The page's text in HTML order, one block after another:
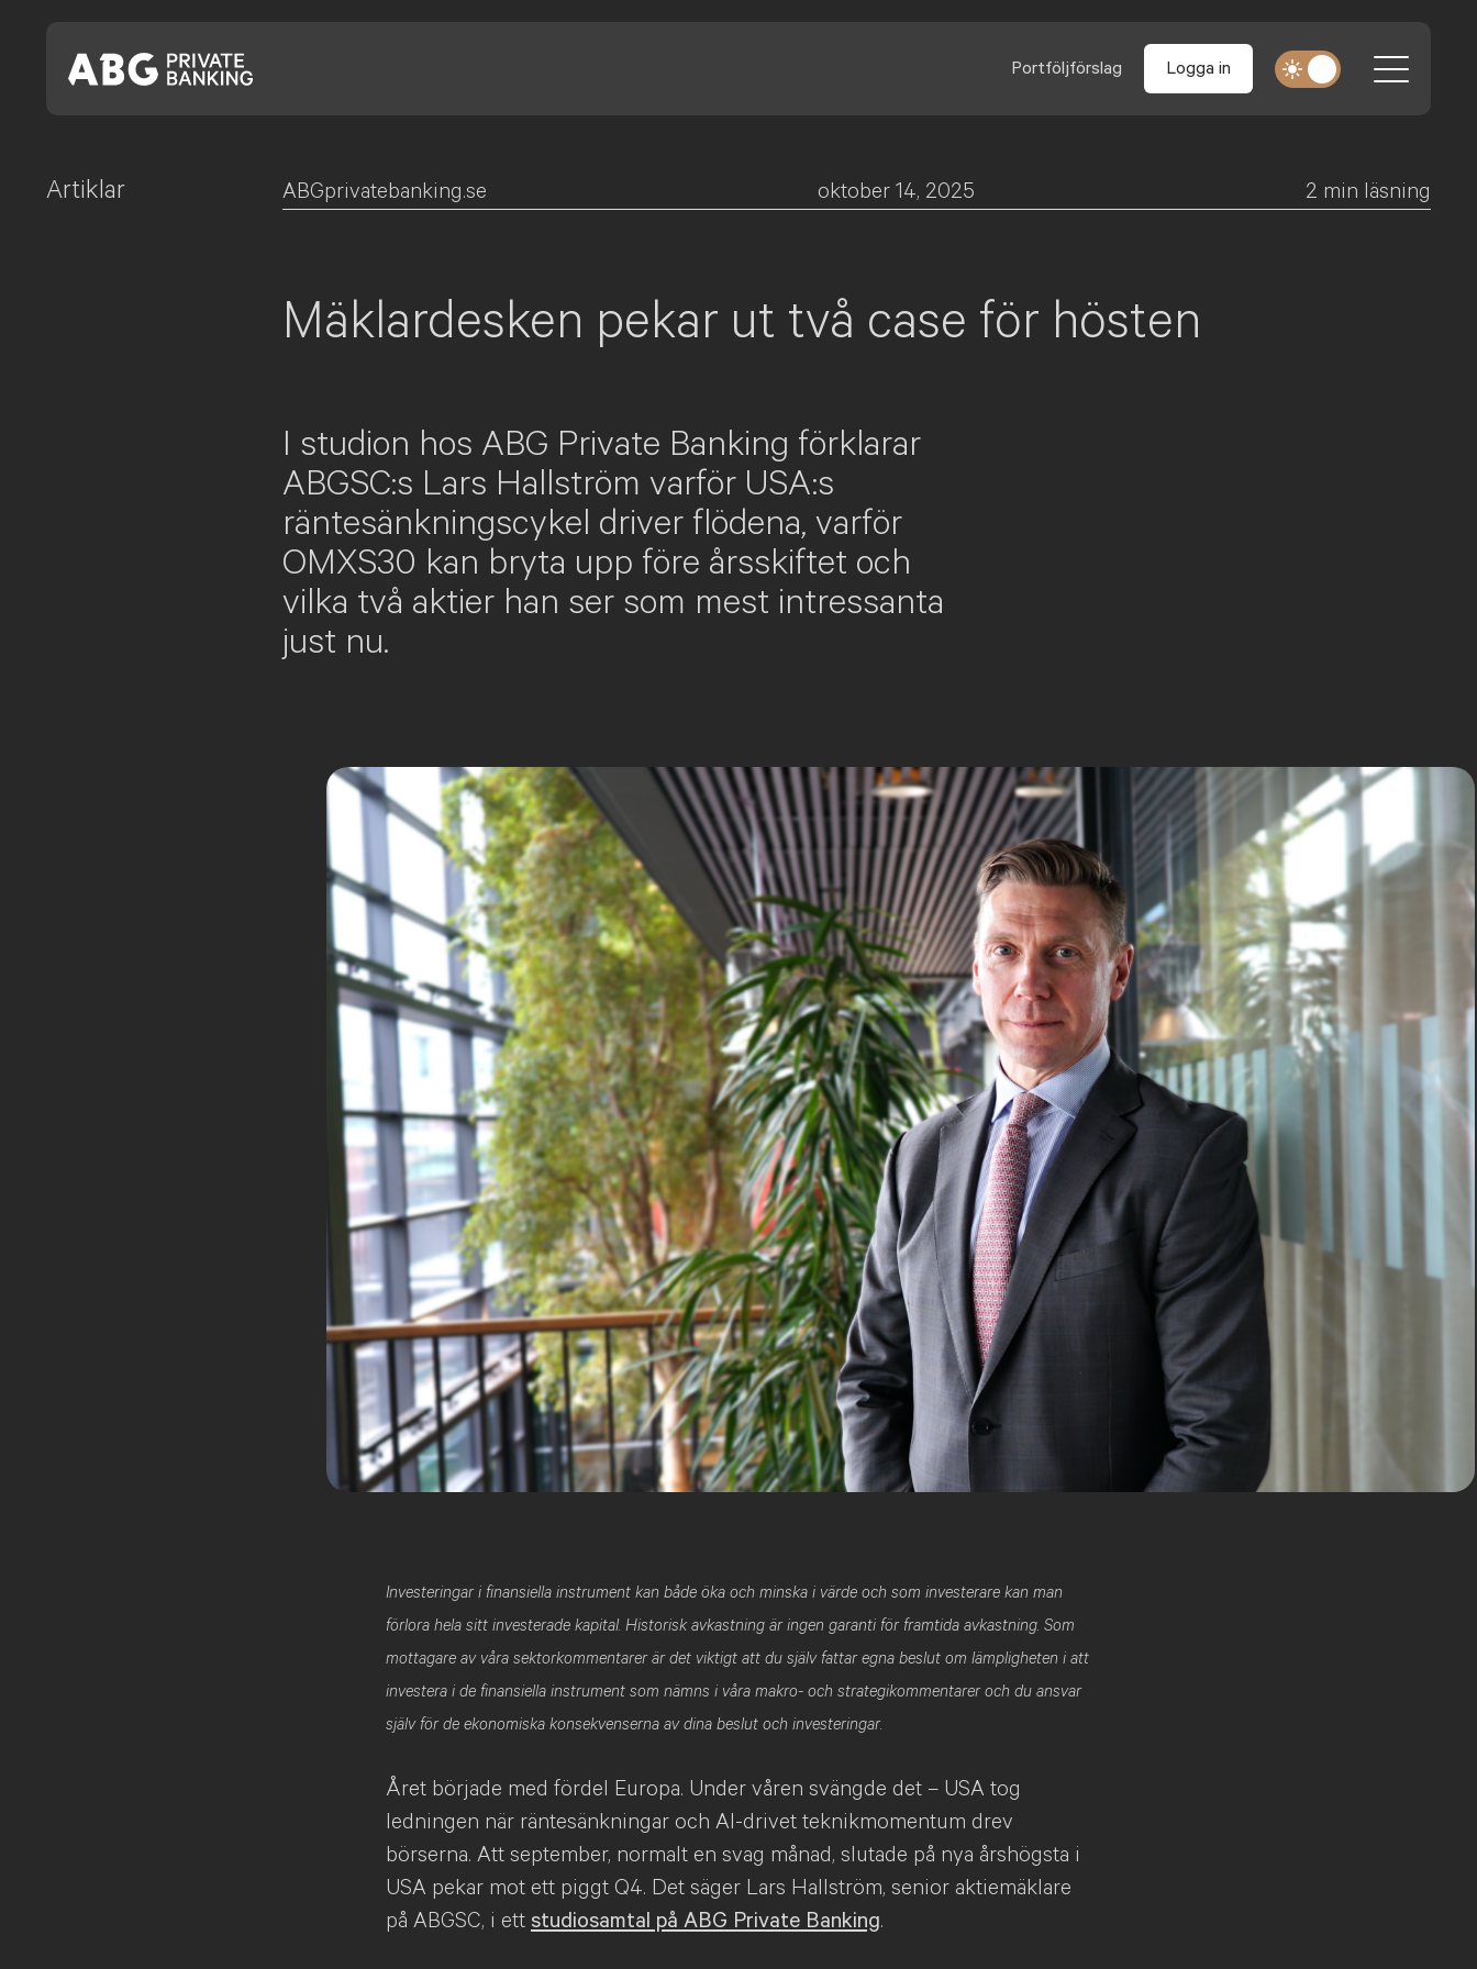
Portföljförslag Logga in
Artiklar ABGprivatebanking.se oktober 14, 2025 2 min läsning
Mäklardesken pekar ut två case för hösten
I studion hos ABG Private Banking förklarar
ABGSC:s Lars Hallström varför USA:s
räntesänkningscykel driver flödena, varför
OMXS30 kan bryta upp före årsskiftet och
vilka två aktier han ser som mest intressanta
just nu.
Investeringar i finansiella instrument kan både öka och minska i värde och som investerare kan man
förlora hela sitt investerade kapital. Historisk avkastning är ingen garanti för framtida avkastning. Som
mottagare av våra sektorkommentarer är det viktigt att du själv fattar egna beslut om lämpligheten i att
investera i de finansiella instrument som nämns i våra makro- och strategikommentarer och du ansvar
själv för de ekonomiska konsekvenserna av dina beslut och investeringar.
Året började med fördel Europa. Under våren svängde det – USA tog
ledningen när räntesänkningar och AI-drivet teknikmomentum drev
börserna. Att september, normalt en svag månad, slutade på nya årshögsta i
USA pekar mot ett piggt Q4. Det säger Lars Hallström, senior aktiemäklare
på ABGSC, i ett studiosamtal på ABG Private Banking.